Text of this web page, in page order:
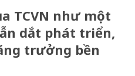
TCVN như một
dắt phát triển,
trưởng bền